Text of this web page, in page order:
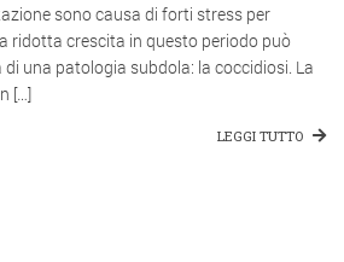
sono causa di forti stress per
ridotta crescita in questo periodo può
una patologia subdola: la coccidiosi. La
[…]
LEGGI TUTTO